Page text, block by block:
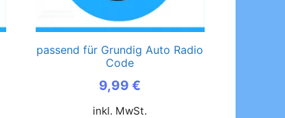
passend für Grundig Auto Radio
Code
9,99€
inkl. MwSt.